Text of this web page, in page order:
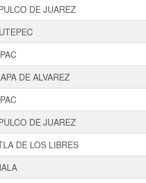
DE JUAREZ
DE ALVAREZ
DE JUAREZ
DE LOS LIBRES